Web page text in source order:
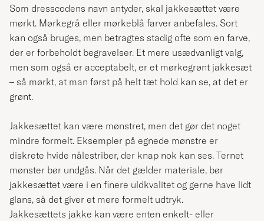
Som dresscodens navn antyder, skal jakkesættet være
mørkt. Mørkegrå eller mørkeblå farver anbefales. Sort
kan også bruges, men betragtes stadig ofte som en farve,
der er forbeholdt begravelser. Et mere usædvanligt valg,
men som også er acceptabelt, er et mørkegrønt jakkesæt
– så mørkt, at man først på helt tæt hold kan se, at det er
grønt.
Jakkesættet kan være mønstret, men det gør det noget
mindre formelt. Eksempler på egnede mønstre er
diskrete hvide nålestriber, der knap nok kan ses. Ternet
mønster bør undgås. Når det gælder materiale, bør
jakkesættet være i en finere uldkvalitet og gerne have lidt
glans, så det giver et mere formelt udtryk.
Jakkesættets jakke kan være enten enkelt- eller